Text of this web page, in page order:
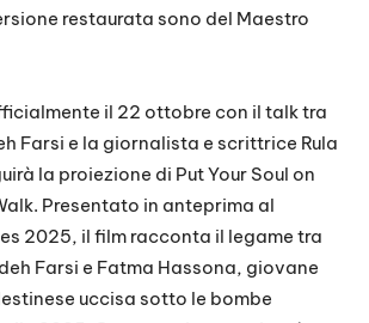
restaurata sono del Maestro
il 22 ottobre con il talk tra
Farsi e la giornalista e scrittrice Rula
la proiezione di Put Your Soul on
Presentato in anteprima al
2025, il film racconta il legame tra
Farsi e Fatma Hassona, giovane
uccisa sotto le bombe